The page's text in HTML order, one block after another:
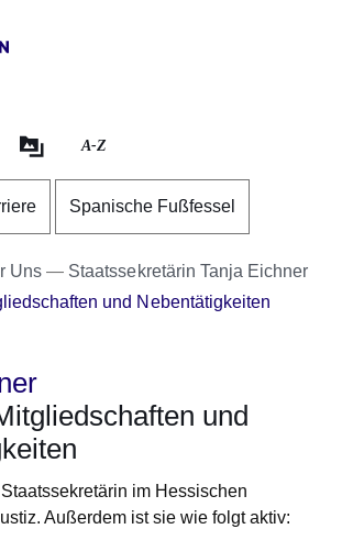
A-Z
Spanische Fußfessel
Uns
Staatssekretärin Tanja Eichner
und Nebentätigkeiten
und
im Hessischen
Außerdem ist sie wie folgt aktiv: